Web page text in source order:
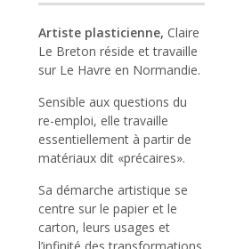
Artiste plasticienne, Claire
Le Breton réside et travaille
sur Le Havre en Normandie.
Sensible aux questions du
re-emploi, elle travaille
essentiellement à partir de
matériaux dit «précaires».
Sa démarche artistique se
centre sur le papier et le
carton, leurs usages et